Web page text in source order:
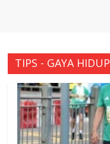
TIPS - GAYA HIDUP